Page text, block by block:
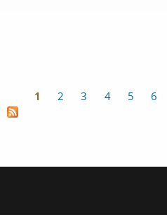
Σελίδες
1 2 3 4 5 6